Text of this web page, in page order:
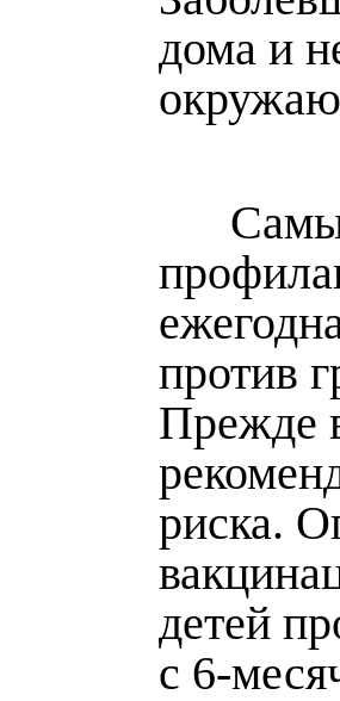
дома и
Самым
против
Прежде
риска.
детей
с 6-